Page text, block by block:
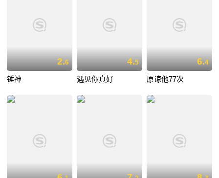
2.6
锤神
4.5
遇见你真好
6.4
原谅他77次